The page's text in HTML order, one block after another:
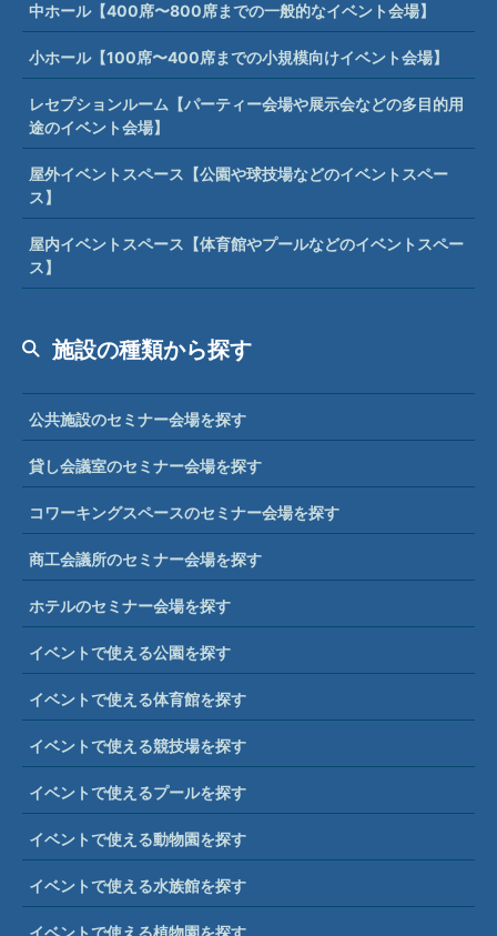
中ホール【400席〜800席までの一般的なイベント会場】
小ホール【100席〜400席までの小規模向けイベント会場】
レセプションルーム【パーティー会場や展示会などの多目的用
途のイベント会場】
屋外イベントスペース【公園や球技場などのイベントスペー
ス】
屋内イベントスペース【体育館やプールなどのイベントスペー
ス】
施設の種類から探す
公共施設のセミナー会場を探す
貸し会議室のセミナー会場を探す
コワーキングスペースのセミナー会場を探す
商工会議所のセミナー会場を探す
ホテルのセミナー会場を探す
イベントで使える公園を探す
イベントで使える体育館を探す
イベントで使える競技場を探す
イベントで使えるプールを探す
イベントで使える動物園を探す
イベントで使える水族館を探す